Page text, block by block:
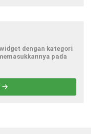
dengan kategori
pada